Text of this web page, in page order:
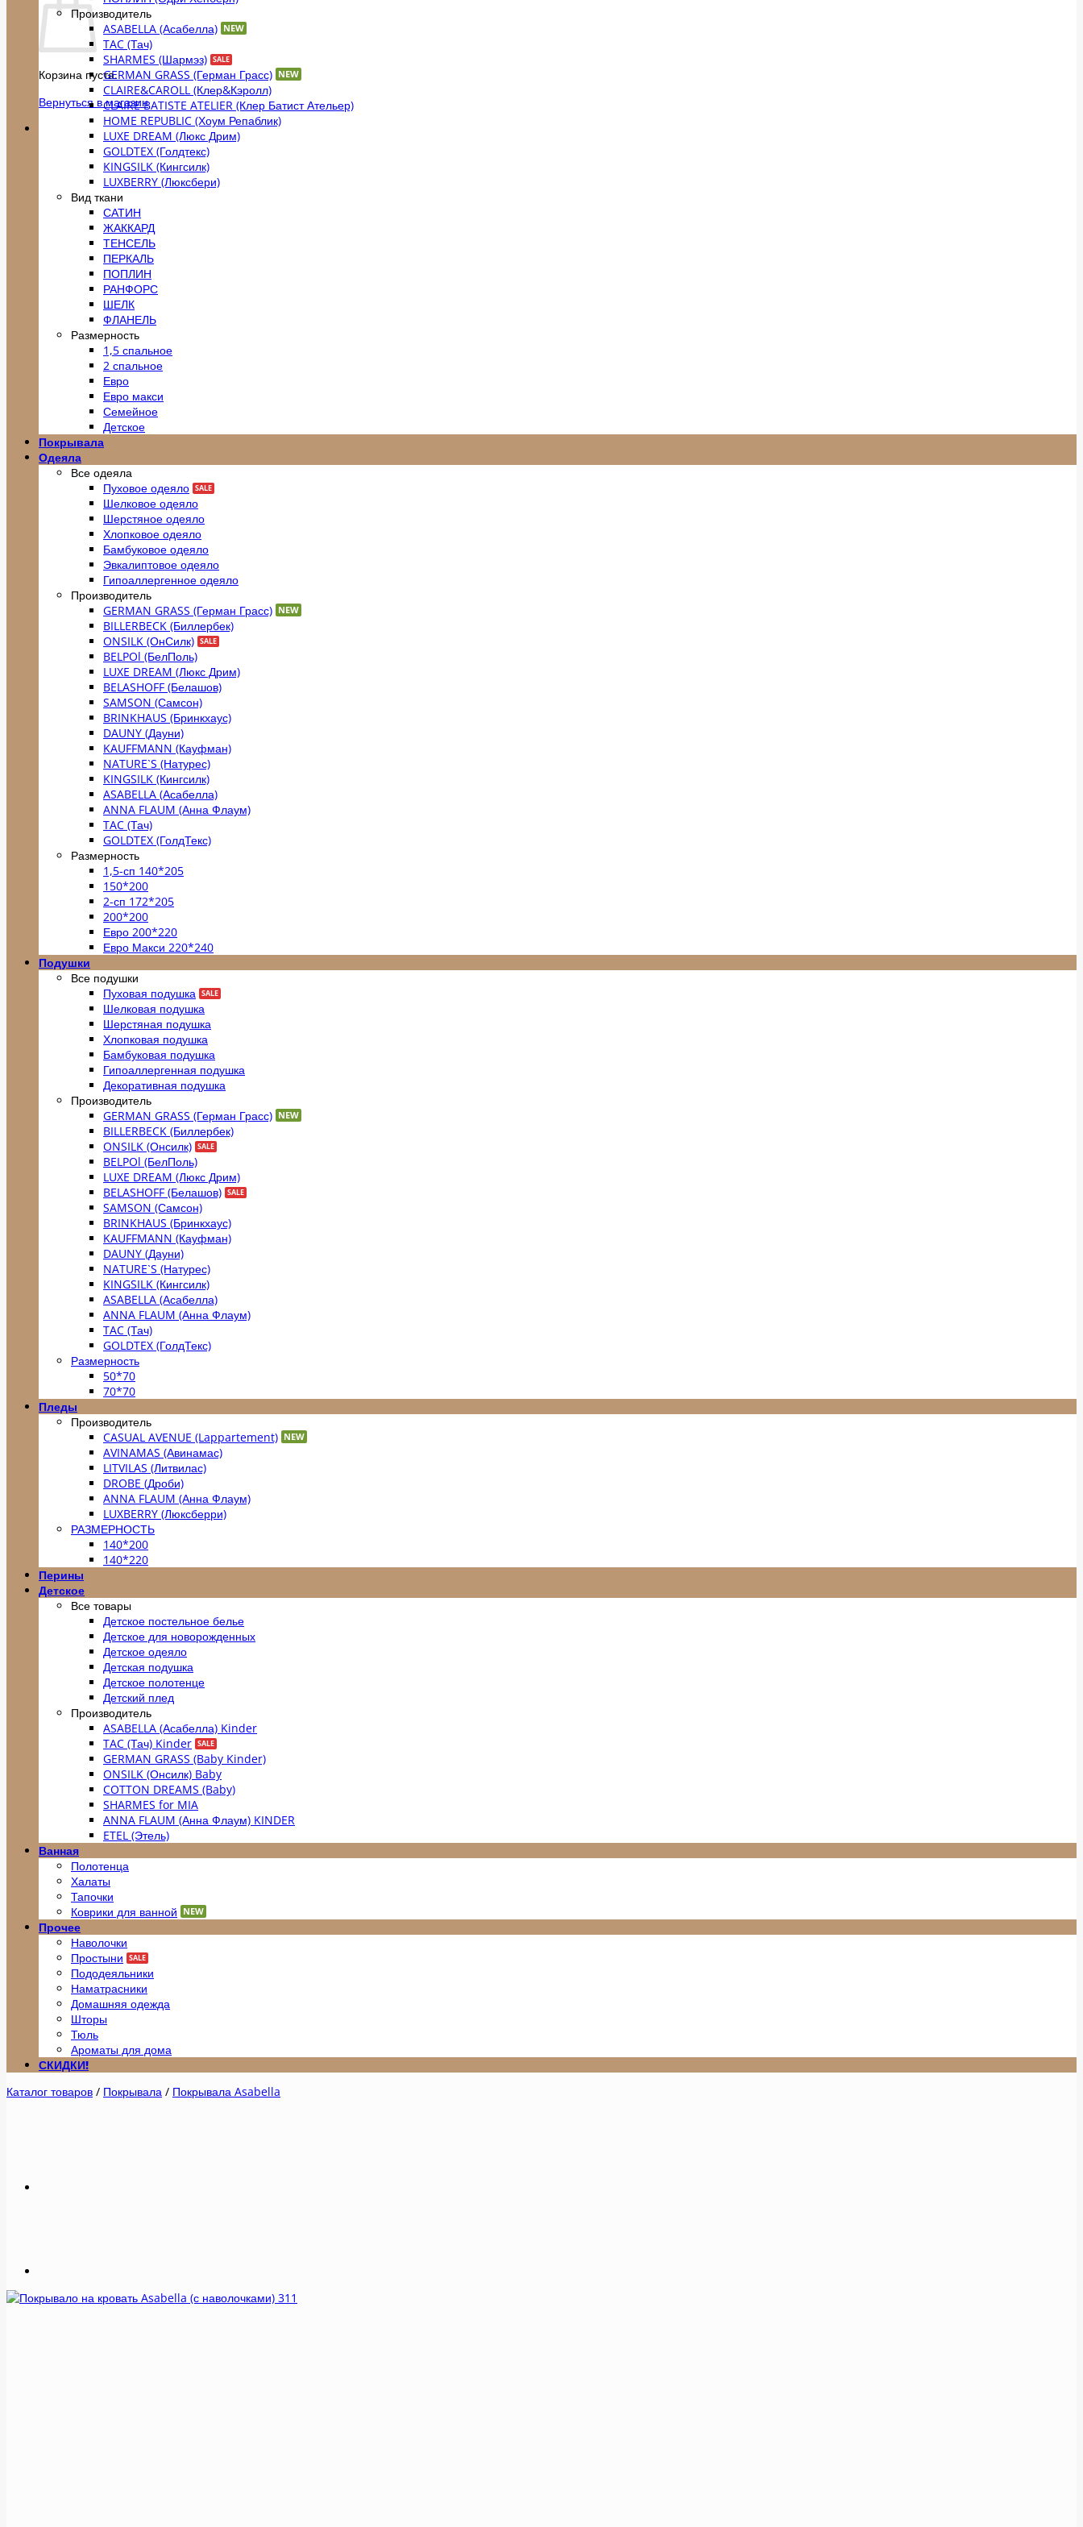
Корзина пуста.
Вернуться в магазин
Производитель
ASABELLA (Асабелла)
TAC (Тач)
SHARMES (Шармэз)
GERMAN GRASS (Герман Грасс)
CLAIRE&CAROLL (Клер&Кэролл)
CLAIRE BATISTE ATELIER (Клер Батист Ательер)
HOME REPUBLIC (Хоум Репаблик)
LUXE DREAM (Люкс Дрим)
GOLDTEX (Голдтекс)
KINGSILK (Кингсилк)
LUXBERRY (Люксбери)
Вид ткани
САТИН
ЖАККАРД
ТЕНСЕЛЬ
ПЕРКАЛЬ
ПОПЛИН
РАНФОРС
ШЕЛК
ФЛАНЕЛЬ
Размерность
1,5 спальное
2 спальное
Евро
Евро макси
Семейное
Детское
Покрывала
Одеяла
Все одеяла
Пуховое одеяло
Шелковое одеяло
Шерстяное одеяло
Хлопковое одеяло
Бамбуковое одеяло
Эвкалиптовое одеяло
Гипоаллергенное одеяло
Производитель
GERMAN GRASS (Герман Грасс)
BILLERBECK (Биллербек)
ONSILK (ОнСилк)
BELPOl (БелПоль)
LUXE DREAM (Люкс Дрим)
BELASHOFF (Белашов)
SAMSON (Самсон)
BRINKHAUS (Бринкхаус)
DAUNY (Дауни)
KAUFFMANN (Кауфман)
NATURE`S (Натурес)
KINGSILK (Кингсилк)
ASABELLA (Асабелла)
ANNA FLAUM (Анна Флаум)
TAC (Тач)
GOLDTEX (ГолдТекс)
Размерность
1,5-сп 140*205
150*200
2-сп 172*205
200*200
Евро 200*220
Евро Макси 220*240
Подушки
Все подушки
Пуховая подушка
Шелковая подушка
Шерстяная подушка
Хлопковая подушка
Бамбуковая подушка
Гипоаллергенная подушка
Декоративная подушка
Производитель
GERMAN GRASS (Герман Грасс)
BILLERBECK (Биллербек)
ONSILK (Онсилк)
BELPOl (БелПоль)
LUXE DREAM (Люкс Дрим)
BELASHOFF (Белашов)
SAMSON (Самсон)
BRINKHAUS (Бринкхаус)
KAUFFMANN (Кауфман)
DAUNY (Дауни)
NATURE`S (Натурес)
KINGSILK (Кингсилк)
ASABELLA (Асабелла)
ANNA FLAUM (Анна Флаум)
TAC (Тач)
GOLDTEX (ГолдТекс)
Размерность
50*70
70*70
Пледы
Производитель
CASUAL AVENUE (Lappartement)
AVINAMAS (Авинамас)
LITVILAS (Литвилас)
DROBE (Дроби)
ANNA FLAUM (Анна Флаум)
LUXBERRY (Люксберри)
РАЗМЕРНОСТЬ
140*200
140*220
Перины
Детское
Все товары
Детское постельное белье
Детское для новорожденных
Детское одеяло
Детская подушка
Детское полотенце
Детский плед
Производитель
ASABELLA (Асабелла) Kinder
TAC (Тач) Kinder
GERMAN GRASS (Baby Kinder)
ONSILK (Онсилк) Baby
COTTON DREAMS (Baby)
SHARMES for MIA
ANNA FLAUM (Анна Флаум) KINDER
ETEL (Этель)
Ванная
Полотенца
Халаты
Тапочки
Коврики для ванной
Прочее
Наволочки
Простыни
Пододеяльники
Наматрасники
Домашняя одежда
Шторы
Тюль
Ароматы для дома
СКИДКИ!
Каталог товаров / Покрывала / Покрывала Asabella